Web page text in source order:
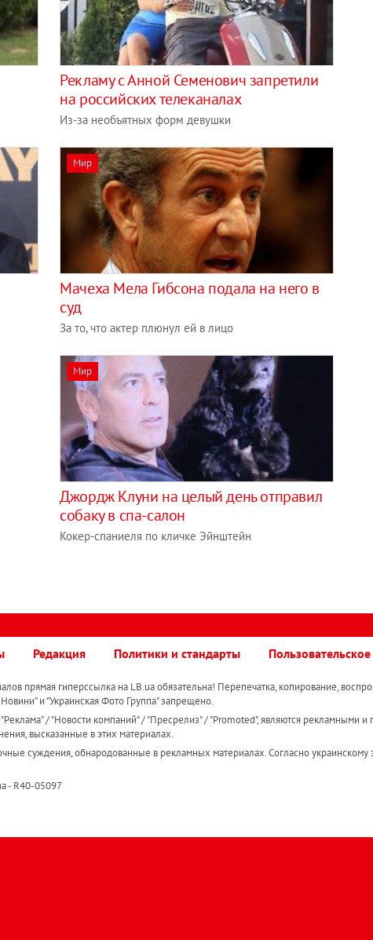
Рекламу с Анной Семенович запретили
на российских телеканалах
Из-за необъятных форм девушки
Мир
Мачеха Мела Гибсона подала на него в
суд
За то, что актер плюнул ей в лицо
Мир
Джордж Клуни на целый день отправил
собаку в спа-салон
Кокер-спаниеля по кличке Эйнштейн
Редакция Политики и стандарты
прямая гиперссылка на LB.ua обязательна! Перепечатка, копирование,
и "Украинская Фото Группа" запрещено.
/ "Новости компаний" / "Пресрелиз" / "Promoted", являются рекламными и
высказанные в этих материалах.
суждения, обнародованные в рекламных материалах. Согласно украинскому
- R40-05097